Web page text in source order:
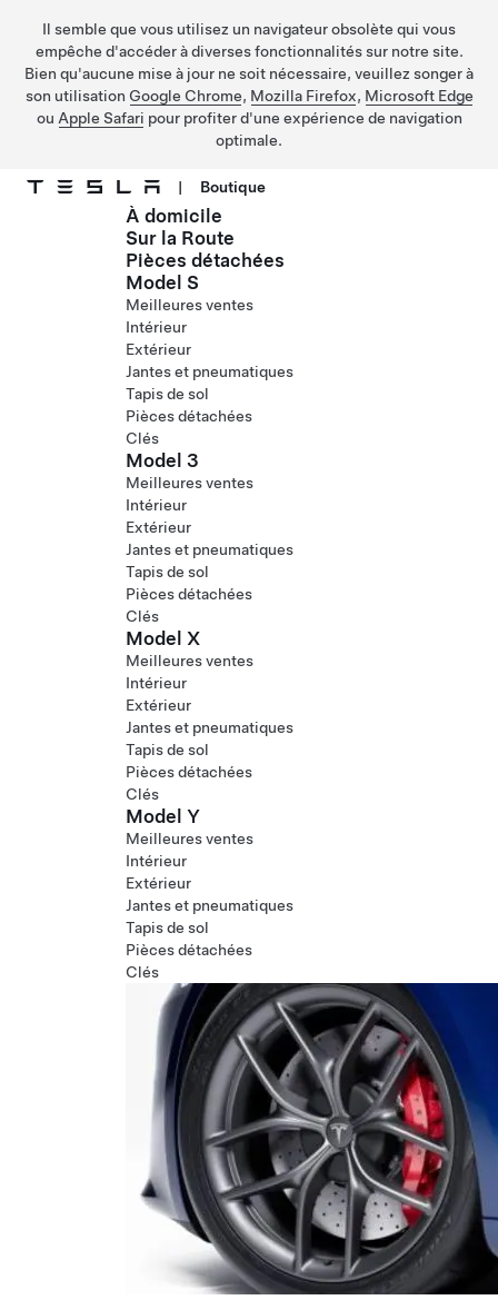
Il semble que vous utilisez un navigateur obsolète qui vous
empêche d'accéder à diverses fonctionnalités sur notre site.
Bien qu'aucune mise à jour ne soit nécessaire, veuillez songer à
son utilisation Google Chrome, Mozilla Firefox, Microsoft Edge
ou Apple Safari pour profiter d'une expérience de navigation
optimale.
Passer au contenu principal
| Boutique
À domicile
Sur la Route
Pièces détachées
Model S
Meilleures ventes
Intérieur
Extérieur
Jantes et pneumatiques
Tapis de sol
Pièces détachées
Clés
Model 3
Meilleures ventes
Intérieur
Extérieur
Jantes et pneumatiques
Tapis de sol
Pièces détachées
Clés
Model X
Meilleures ventes
Intérieur
Extérieur
Jantes et pneumatiques
Tapis de sol
Pièces détachées
Clés
Model Y
Meilleures ventes
Intérieur
Extérieur
Jantes et pneumatiques
Tapis de sol
Pièces détachées
Clés